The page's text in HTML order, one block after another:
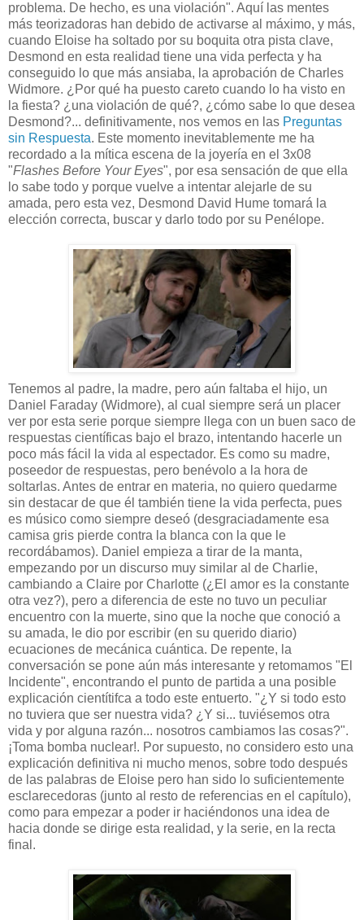
problema. De hecho, es una violación". Aquí las mentes
más teorizadoras han debido de activarse al máximo, y más,
cuando Eloise ha soltado por su boquita otra pista clave,
Desmond en esta realidad tiene una vida perfecta y ha
conseguido lo que más ansiaba, la aprobación de Charles
Widmore. ¿Por qué ha puesto careto cuando lo ha visto en
la fiesta? ¿una violación de qué?, ¿cómo sabe lo que desea
Desmond?... definitivamente, nos vemos en las Preguntas
sin Respuesta. Este momento inevitablemente me ha
recordado a la mítica escena de la joyería en el 3x08
"Flashes Before Your Eyes", por esa sensación de que ella
lo sabe todo y porque vuelve a intentar alejarle de su
amada, pero esta vez, Desmond David Hume tomará la
elección correcta, buscar y darlo todo por su Penélope.
Tenemos al padre, la madre, pero aún faltaba el hijo, un
Daniel Faraday (Widmore), al cual siempre será un placer
ver por esta serie porque siempre llega con un buen saco de
respuestas científicas bajo el brazo, intentando hacerle un
poco más fácil la vida al espectador. Es como su madre,
poseedor de respuestas, pero benévolo a la hora de
soltarlas. Antes de entrar en materia, no quiero quedarme
sin destacar de que él también tiene la vida perfecta, pues
es músico como siempre deseó (desgraciadamente esa
camisa gris pierde contra la blanca con la que le
recordábamos). Daniel empieza a tirar de la manta,
empezando por un discurso muy similar al de Charlie,
cambiando a Claire por Charlotte (¿El amor es la constante
otra vez?), pero a diferencia de este no tuvo un peculiar
encuentro con la muerte, sino que la noche que conoció a
su amada, le dio por escribir (en su querido diario)
ecuaciones de mecánica cuántica. De repente, la
conversación se pone aún más interesante y retomamos "El
Incidente", encontrando el punto de partida a una posible
explicación cientítifca a todo este entuerto. "¿Y si todo esto
no tuviera que ser nuestra vida? ¿Y si... tuviésemos otra
vida y por alguna razón... nosotros cambiamos las cosas?".
¡Toma bomba nuclear!. Por supuesto, no considero esto una
explicación definitiva ni mucho menos, sobre todo después
de las palabras de Eloise pero han sido lo suficientemente
esclarecedoras (junto al resto de referencias en el capítulo),
como para empezar a poder ir haciéndonos una idea de
hacia donde se dirige esta realidad, y la serie, en la recta
final.